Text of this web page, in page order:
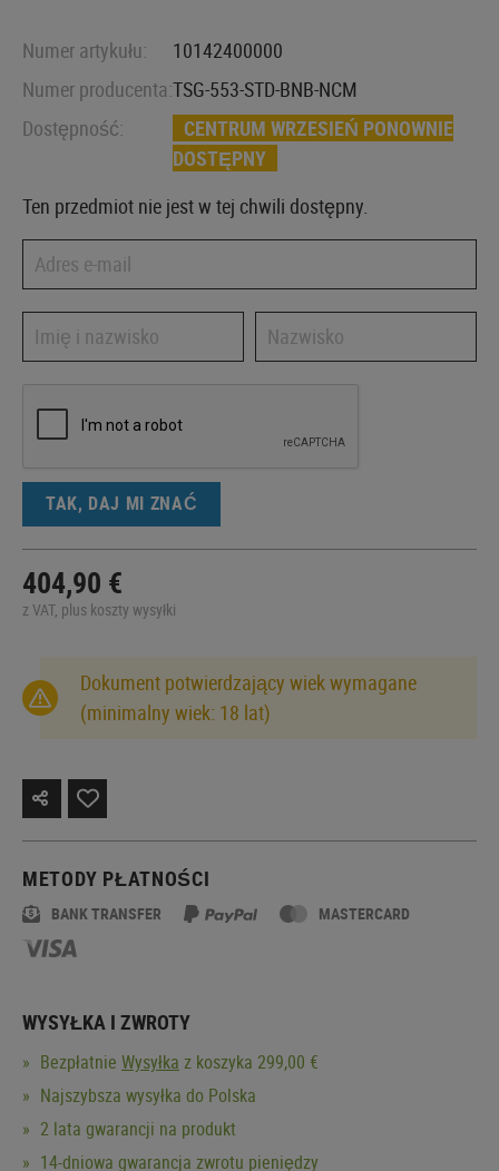
Numer artykułu:
10142400000
Numer producenta:TSG-553-STD-BNB-NCM
Dostępność:
CENTRUM WRZESIEŃ PONOWNIE
DOSTĘPNY
Ten przedmiot nie jest w tej chwili dostępny.
TAK, DAJ MI ZNAĆ
404,90 €
z VAT, plus koszty wysyłki
Dokument potwierdzający wiek wymagane
(minimalny wiek: 18 lat)
METODY PŁATNOŚCI
BANK TRANSFER MASTERCARD
WYSYŁKA I ZWROTY
Bezpłatnie Wysyłka z koszyka 299,00 €
Najszybsza wysyłka do Polska
2 lata gwarancji na produkt
14-dniowa gwarancja zwrotu pieniędzy